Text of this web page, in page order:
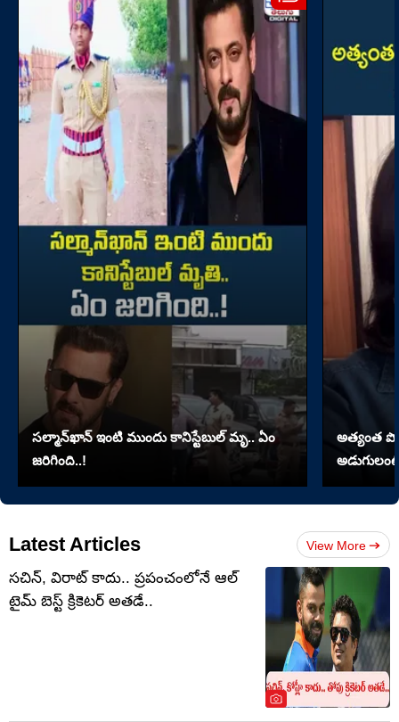
సల్మాన్‌ఖాన్‌ ఇంటి ముందు కానిస్టేబుల్‌ మృ.. ఏం
జరిగింది..!
అత్యంత
Latest Articles View More
సచిన్, విరాట్ కాదు.. ప్రపంచంలోనే ఆల్
టైమ్ బెస్ట్ క్రికెటర్ అతడే..